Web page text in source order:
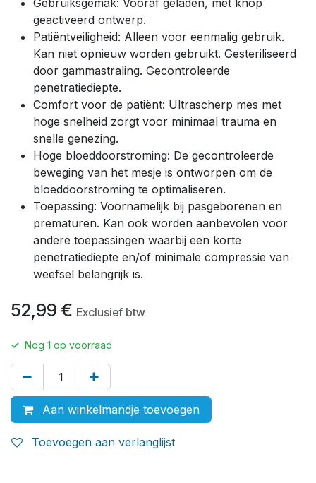
geactiveerd ontwerp.
Patiëntveiligheid: Alleen voor eenmalig gebruik.
Kan niet opnieuw worden gebruikt. Gesteriliseerd
door gammastraling. Gecontroleerde
penetratiediepte.
Comfort voor de patiënt: Ultrascherp mes met
hoge snelheid zorgt voor minimaal trauma en
snelle genezing.
Hoge bloeddoorstroming: De gecontroleerde
beweging van het mesje is ontworpen om de
bloeddoorstroming te optimaliseren.
Toepassing: Voornamelijk bij pasgeborenen en
prematuren. Kan ook worden aanbevolen voor
andere toepassingen waarbij een korte
penetratiediepte en/of minimale compressie van
weefsel belangrijk is.
52,99 € Exclusief btw
✓ Nog 1 op voorraad
Aan winkelmandje toevoegen
Toevoegen aan verlanglijst